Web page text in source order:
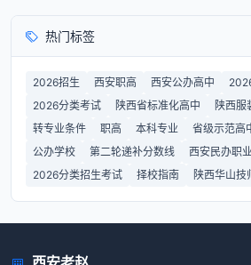
热门标签
2026招生 西安职高 西安公办高中
2026分类考试
陕西省标准化高中 陕西服
转专业条件
职高 本科专业 省级示范高
公办学校
第二轮递补分数线 西安民办职
2026分类招生考试
择校指南 陕西华山技